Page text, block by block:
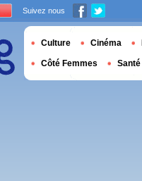
Suivez nous
Culture Cinéma
Côté Femmes Santé